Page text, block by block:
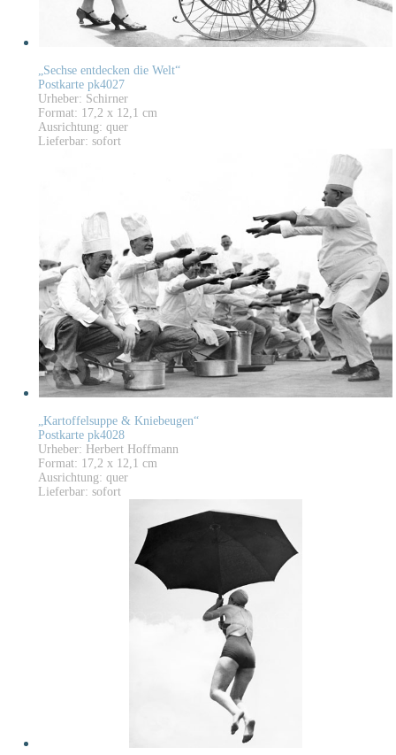
„Sechse entdecken die Welt“
Postkarte pk4027
Urheber: Schirner
Format: 17,2 x 12,1 cm
Ausrichtung: quer
Lieferbar: sofort
„Kartoffelsuppe & Kniebeugen“
Postkarte pk4028
Urheber: Herbert Hoffmann
Format: 17,2 x 12,1 cm
Ausrichtung: quer
Lieferbar: sofort